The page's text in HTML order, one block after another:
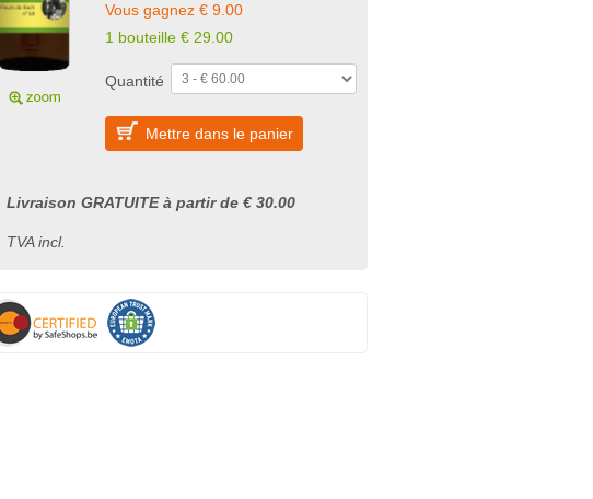
Vous gagnez € 9.00
1 bouteille € 29.00
Quantité
Mettre dans le panier
Livraison GRATUITE à partir de € 30.00
TVA incl.